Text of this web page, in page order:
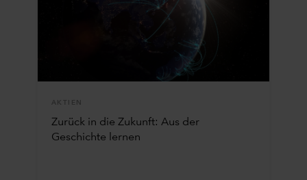
AKTIEN
Zurück in die Zukunft: Aus der
Geschichte lernen